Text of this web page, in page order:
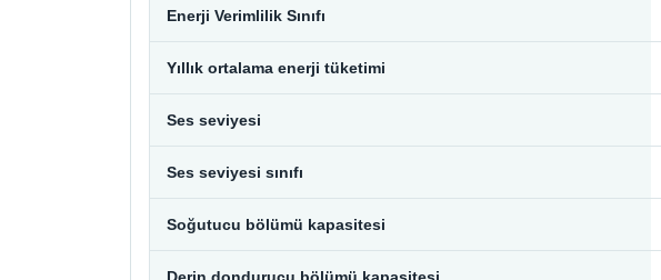
Enerji Verimlilik Sınıfı
Yıllık ortalama enerji tüketimi
Ses seviyesi
Ses seviyesi sınıfı
Soğutucu bölümü kapasitesi